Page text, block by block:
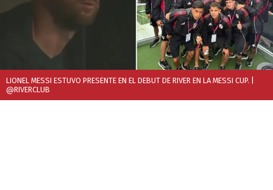
LIONEL MESSI ESTUVO PRESENTE EN EL DEBUT DE RIVER EN LA MESSI CUP.
@RIVERCLUB